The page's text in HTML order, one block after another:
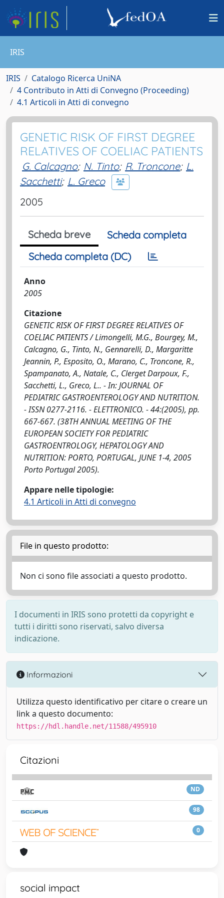
IRIS
IRIS
Catalogo Ricerca UniNA
4 Contributo in Atti di Convegno (Proceeding)
4.1 Articoli in Atti di convegno
GENETIC RISK OF FIRST DEGREE
RELATIVES OF COELIAC PATIENTS
G. Calcagno; N. Tinto; R. Troncone; L.
Sacchetti; L. Greco
2005
Scheda breve
Scheda completa
Scheda completa (DC)
Anno
2005
Citazione
GENETIC RISK OF FIRST DEGREE RELATIVES OF
COELIAC PATIENTS / Limongelli, M.G., Bourgey, M.,
Calcagno, G., Tinto, N., Gennarelli, D., Margaritte
Jeannin, P., Esposito, O., Marano, C., Troncone, R.,
Spampanato, A., Natale, C., Clerget Darpoux, F.,
Sacchetti, L., Greco, L.. - In: JOURNAL OF
PEDIATRIC GASTROENTEROLOGY AND NUTRITION.
- ISSN 0277-2116. - ELETTRONICO. - 44:(2005), pp.
667-667. (38TH ANNUAL MEETING OF THE
EUROPEAN SOCIETY FOR PEDIATRIC
GASTROENTROLOGY, HEPATOLOGY AND
NUTRITION: PORTO, PORTUGAL, JUNE 1-4, 2005
Porto Portugal 2005).
Appare nelle tipologie:
4.1 Articoli in Atti di convegno
File in questo prodotto:
Non ci sono file associati a questo prodotto.
I documenti in IRIS sono protetti da copyright e
tutti i diritti sono riservati, salvo diversa
indicazione.
Informazioni
Utilizza questo identificativo per citare o creare un
link a questo documento:
https://hdl.handle.net/11588/495910
Citazioni
ND
98
0
social impact